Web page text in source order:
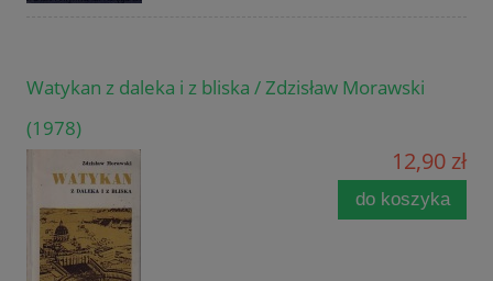
Watykan z daleka i z bliska / Zdzisław Morawski
(1978)
12,90 zł
do koszyka